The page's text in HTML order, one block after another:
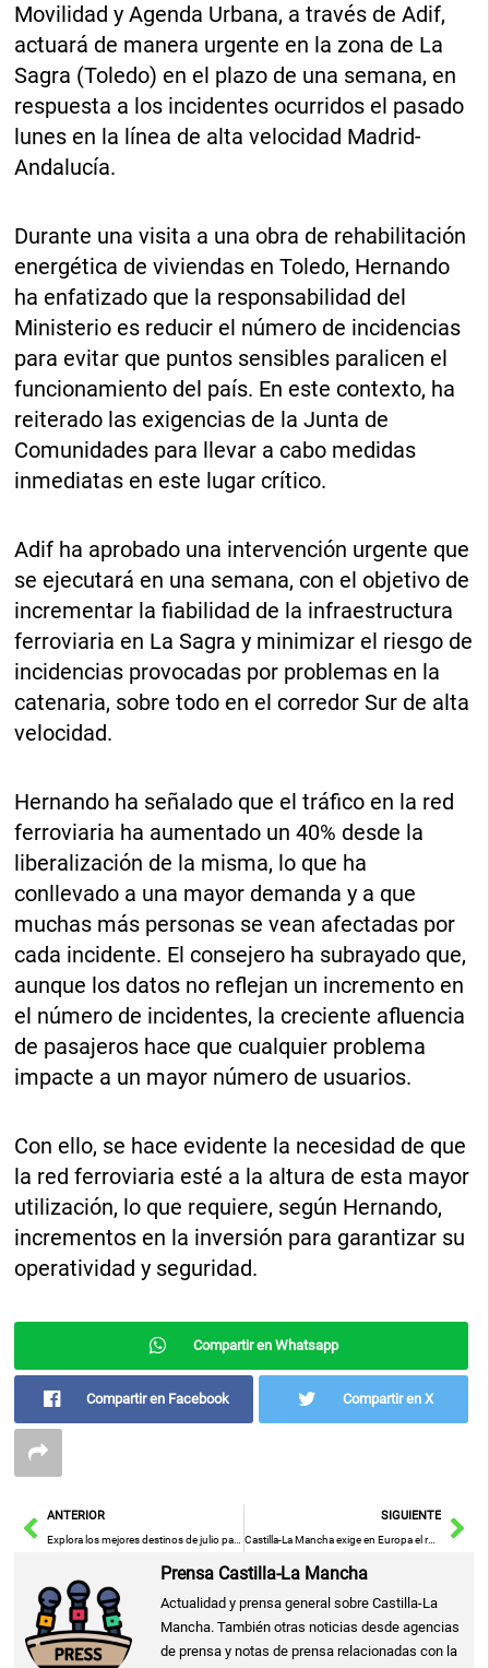
Movilidad y Agenda Urbana, a través de Adif,
actuará de manera urgente en la zona de La
Sagra (Toledo) en el plazo de una semana, en
respuesta a los incidentes ocurridos el pasado
lunes en la línea de alta velocidad Madrid-
Andalucía.
Durante una visita a una obra de rehabilitación
energética de viviendas en Toledo, Hernando
ha enfatizado que la responsabilidad del
Ministerio es reducir el número de incidencias
para evitar que puntos sensibles paralicen el
funcionamiento del país. En este contexto, ha
reiterado las exigencias de la Junta de
Comunidades para llevar a cabo medidas
inmediatas en este lugar crítico.
Adif ha aprobado una intervención urgente que
se ejecutará en una semana, con el objetivo de
incrementar la fiabilidad de la infraestructura
ferroviaria en La Sagra y minimizar el riesgo de
incidencias provocadas por problemas en la
catenaria, sobre todo en el corredor Sur de alta
velocidad.
Hernando ha señalado que el tráfico en la red
ferroviaria ha aumentado un 40% desde la
liberalización de la misma, lo que ha
conllevado a una mayor demanda y a que
muchas más personas se vean afectadas por
cada incidente. El consejero ha subrayado que,
aunque los datos no reflejan un incremento en
el número de incidentes, la creciente afluencia
de pasajeros hace que cualquier problema
impacte a un mayor número de usuarios.
Con ello, se hace evidente la necesidad de que
la red ferroviaria esté a la altura de esta mayor
utilización, lo que requiere, según Hernando,
incrementos en la inversión para garantizar su
operatividad y seguridad.
Compartir en Whatsapp
Compartir en Facebook Compartir en X
AntANTERIOR
Explora los mejores destinos de julio para unas vacaciones familiares inolvidables
SIGUIENTE
Castilla-La Mancha exige en Europa el respeto a los caudales ecológicos y solicita fondos para sus infraestructuras hidráulicas
Prensa Castilla-La Mancha
Actualidad y prensa general sobre Castilla-La
Mancha. También otras noticias desde agencias
de prensa y notas de prensa relacionadas con la